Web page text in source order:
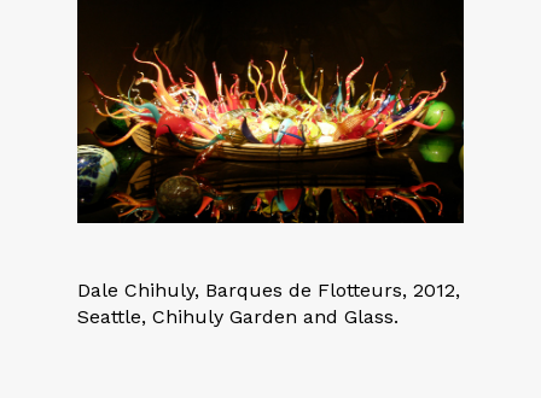
Dale Chihuly, Barques de Flotteurs, 2012,
Seattle, Chihuly Garden and Glass.